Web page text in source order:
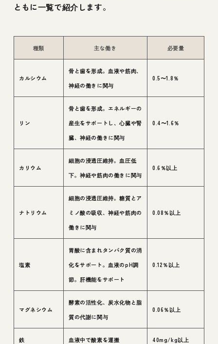
ともに一覧で紹介します。
種類 主な働き 必要量
カルシウム
骨と歯を形成。血液や筋肉、
神経の働きに関与
0.5〜1.8％
リン
骨と歯を形成。エネルギーの
産生をサポートし、心臓や腎
臓、神経の働きに関与
0.4〜1.6％
カリウム
細胞の浸透圧維持。血圧低
下。神経や筋肉の働きに関与
0.6％以上
ナトリウム
細胞の浸透圧維持。糖質とア
ミノ酸の吸収、神経や筋肉の
働きに関与
0.08％以上
塩素
胃酸に含まれタンパク質の消
化をサポート。血液のpH調
節。肝機能をサポート
0.12％以上
マグネシウム
酵素の活性化、炭水化物と脂
質の代謝に関与
0.06％以上
鉄 血液中で酸素を運搬 40mg/kg以上